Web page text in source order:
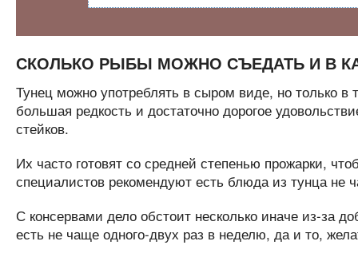
СКОЛЬКО РЫБЫ МОЖНО СЪЕДАТЬ И В
Тунец можно употреблять в сыром виде, но только
большая редкость и достаточно дорогое
стейков.
Их часто готовят со средней степенью прожарки,
специалистов рекомендуют есть блюда из тунца
С консервами дело обстоит несколько иначе из-за
есть не чаще одного-двух раз в неделю, да и то,